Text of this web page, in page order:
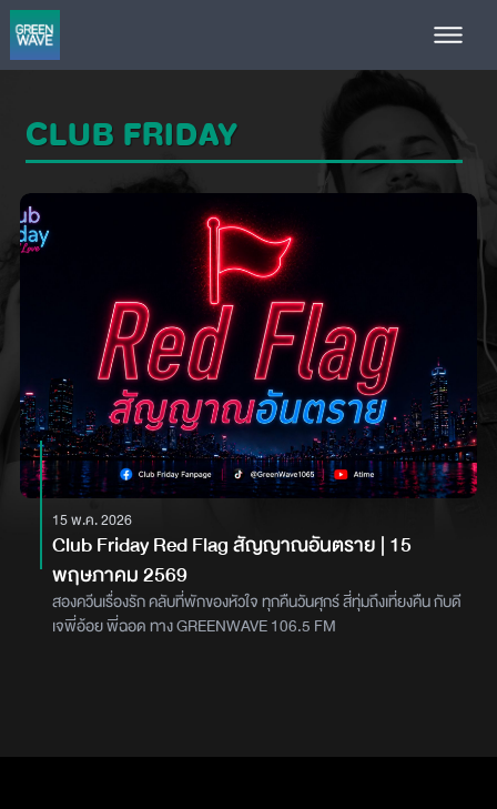
CLUB FRIDAY
15 พ.ค. 2026
Club Friday Red Flag สัญญาณอันตราย | 15
พฤษภาคม 2569
สองควีนเรื่องรัก คลับที่พักของหัวใจ ทุกคืนวันศุกร์ สี่ทุ่มถึงเที่ยงคืน กับดี
เจพี่อ้อย พี่ฉอด ทาง GREENWAVE 106.5 FM